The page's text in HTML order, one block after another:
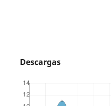
Descargas